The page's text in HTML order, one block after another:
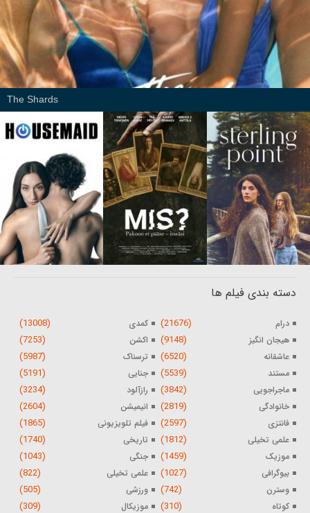
The Shards
دسته بندی فیلم ها
درام (21676) کمدی (13008)
هیجان انگیز (9148) اکشن (7253)
عاشقانه (6520) ترسناک (5987)
مستند (5539) جنایی (5191)
ماجراجویی (3842) رازآلود (3234)
خانوادگی (2819) انیمیشن (2604)
فانتزی (2597) فیلم تلویزیونی (1865)
علمی تخیلی (1812) تاریخی (1740)
موزیک (1459) جنگی (1043)
بیوگرافی (1027) علمی تخیلی (822)
وسترن (742) ورزشی (505)
کوتاه (310) موزیکال (309)